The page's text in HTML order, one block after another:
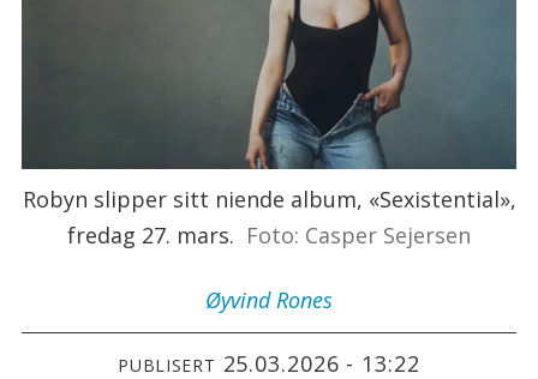
Robyn slipper sitt niende album, «Sexistential»,
fredag 27. mars. Foto: Casper Sejersen
Øyvind Rones
PUBLISERT 25.03.2026 - 13:22